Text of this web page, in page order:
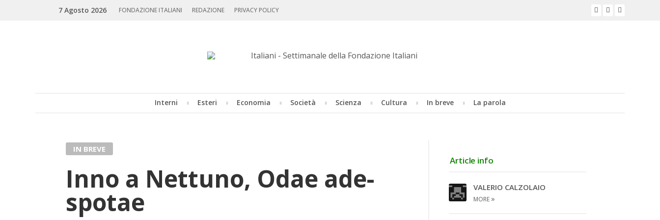
Search
7 Agosto 2026 FONDAZIONE ITALIANI REDAZIONE PRIVACY POLICY
Interni Esteri Economia Società Scienza Cultura In breve La parola
IN BREVE
Inno a Net­tu­no, Odae ade­
spo­tae
Article info
VALERIO CALZOLAIO
MORE »